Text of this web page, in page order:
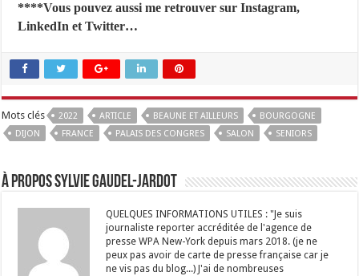
****Vous pouvez aussi me retrouver sur Instagram,
LinkedIn et Twitter…
Mots clés 2022 ARTICLE BEAUNE ET AILLEURS
BOURGOGNE
DIJON
FRANCE PALAIS DES CONGRES SALON SENIORS
À propos Sylvie GAUDEL-JARDOT
QUELQUES INFORMATIONS UTILES : "Je suis
journaliste reporter accréditée de l'agence de
presse WPA New-York depuis mars 2018. (je ne
peux pas avoir de carte de presse française car je
ne vis pas du blog...) J'ai de nombreuses